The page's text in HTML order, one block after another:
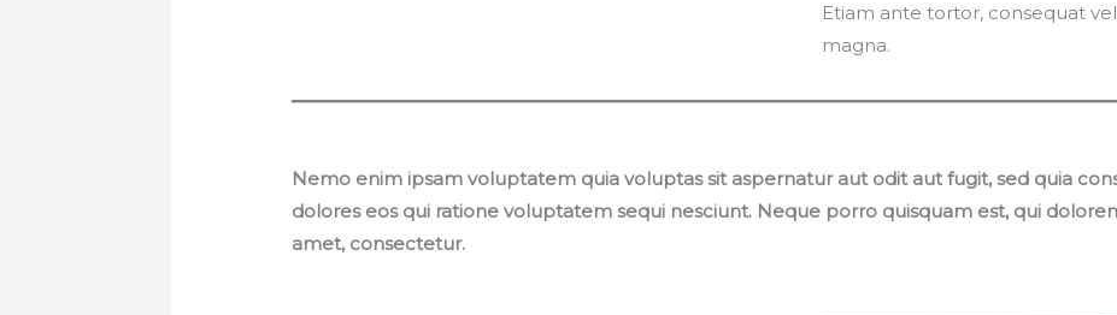
Etiam ante tortor, consequat
magna.
Nemo enim ipsam voluptatem quia voluptas sit aspernatur aut odit aut fugit, sed quia
dolores eos qui ratione voluptatem sequi nesciunt. Neque porro quisquam est, qui
amet, consectetur.